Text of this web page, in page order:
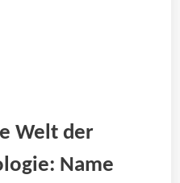
Welt der
Name